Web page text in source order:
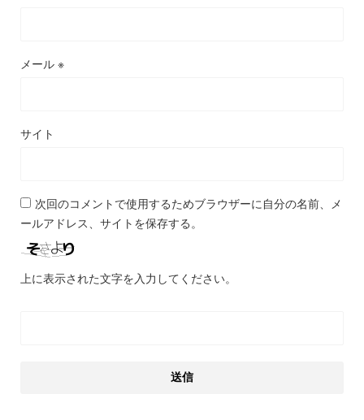
メール ※
サイト
次回のコメントで使用するためブラウザーに自分の名前、メ
ールアドレス、サイトを保存する。
上に表示された文字を入力してください。